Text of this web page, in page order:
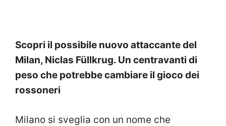
Scopri il possibile nuovo attaccante del
Milan, Niclas Füllkrug. Un centravanti di
peso che potrebbe cambiare il gioco dei
rossoneri
Milano si sveglia con un nome che